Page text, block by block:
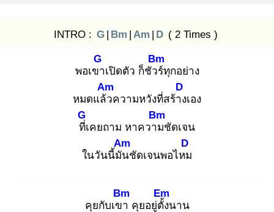
INTRO : G | Bm | Am | D ( 2 Times )
พอเขา
G
เปิดตัว ก็ชัวร์
Bm
ทุกอย่าง
หมดแล้ว
Am
ความหวังที่สร้าง
D
เอง
ที่เ
G
คยถาม หาความ
Bm
ชัดเจน
ในวันนี้มัน
Am
ชัดเจนพอไหม
D
คุยกับเขา
Bm
คุยอยู่ตั้ง
Em
นาน